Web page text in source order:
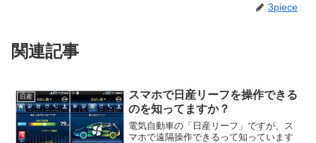
3piece
関連記事
日産
スマホで日産リーフを操作できる
のを知ってますか？
電気自動車の「日産リーフ」ですが、ス
マホで遠隔操作できるって知っています